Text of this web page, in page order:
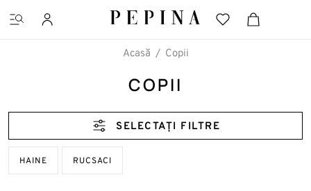
CĂUTĂRI FAVORITE
Pantofi cu platformă
Ghete
Acasă Copii
COPII
SELECTAȚI FILTRE
HAINE RUCSACI